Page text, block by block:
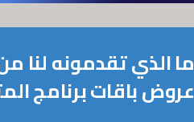
ما الذي تقدمونه لنا
عروض باقات برنامج